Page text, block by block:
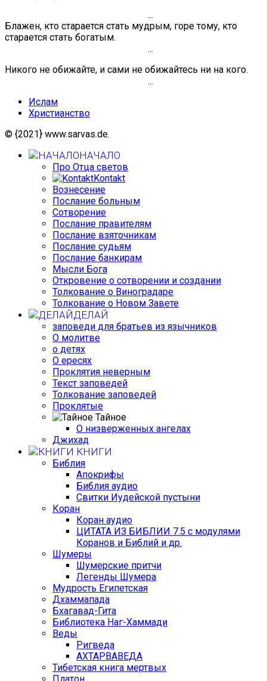
...
Блажен, кто старается стать мудрым, горе тому, кто
старается стать богатым.
...
Никого не обижайте, и сами не обижайтесь ни на кого.
...
Ислам
Христианство
© {2021} www.sarvas.de.
НАЧАЛО
Про Отца светов
Kontakt
Вознесение
Послание больным
Сотворение
Послание правителям
Послание взяточникам
Послание судьям
Послание банкирам
Мысли Бога
Откровение о сотворении и создании
Толкование о Виноградаре
Толкование о Новом Завете
ДЕЛАЙ
заповеди для братьев из язычников
О молитве
о детях
О ересях
Проклятия неверным
Текст заповедей
Толкование заповедей
Проклятые
Тайное
О низверженных ангелах
Джихад
КНИГИ
Библия
Апокрифы
Библия аудио
Свитки Иудейской пустыни
Коран
Коран аудио
ЦИТАТА ИЗ БИБЛИИ 7.5 с модулями
Коранов и Библий и др.
Шумеры
Шумерские притчи
Легенды Шумера
Мудрость Египетская
Дхаммапада
Бхагавад-Гита
Библиотека Наг-Хаммади
Веды
Ригведа
АХТАРВАВЕДА
Тибетская книга мертвых